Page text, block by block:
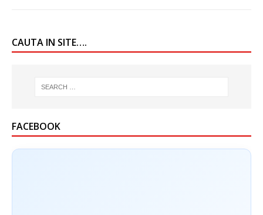
CAUTA IN SITE….
FACEBOOK